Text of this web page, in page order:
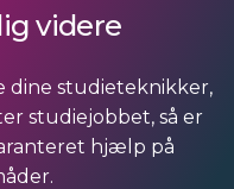
videre
dine studieteknikker,
studiejobbet, så er
hjælp på